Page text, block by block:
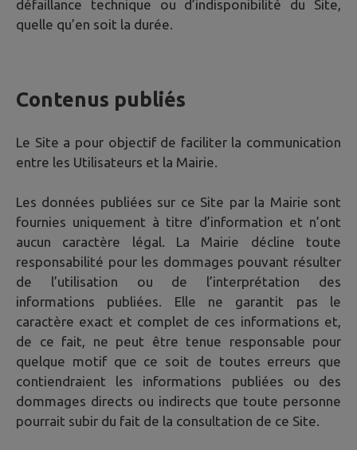
défaillance technique ou d’indisponibilité du Site,
quelle qu’en soit la durée.
Contenus publiés
Le Site a pour objectif de faciliter la communication
entre les Utilisateurs et la Mairie.
Les données publiées sur ce Site par la Mairie sont
fournies uniquement à titre d’information et n’ont
aucun caractère légal. La Mairie décline toute
responsabilité pour les dommages pouvant résulter
de l’utilisation ou de l’interprétation des
informations publiées. Elle ne garantit pas le
caractère exact et complet de ces informations et,
de ce fait, ne peut être tenue responsable pour
quelque motif que ce soit de toutes erreurs que
contiendraient les informations publiées ou des
dommages directs ou indirects que toute personne
pourrait subir du fait de la consultation de ce Site.